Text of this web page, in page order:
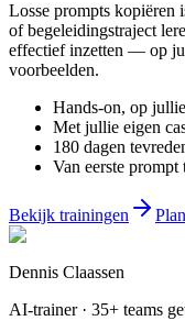
Losse prompts kopiëren
of begeleidingstraject
effectief inzetten — op
voorbeelden.
Hands-on, op
Met jullie eigen
180 dagen
Van eerste
Bekijk trainingen
Dennis Claassen
AI-trainer · 35+ teams